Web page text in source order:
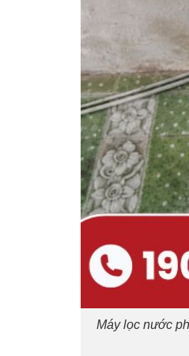
Máy lọc nước